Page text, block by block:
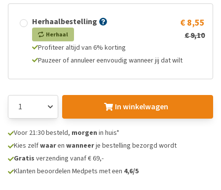
Herhaalbestelling
Herhaal
€ 8,55
€ 9,10
Profiteer altijd van 6% korting
Pauzeer of annuleer eenvoudig wanneer jij dat wilt
In winkelwagen
Voor 21:30 besteld, morgen in huis*
Kies zelfwaaren wanneerje bestelling bezorgd wordt
Gratis verzending vanaf € 69,-
Klanten beoordelen Medpets met een 4,6/5